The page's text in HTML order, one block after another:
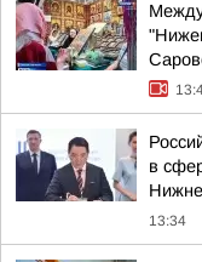
в
13:34